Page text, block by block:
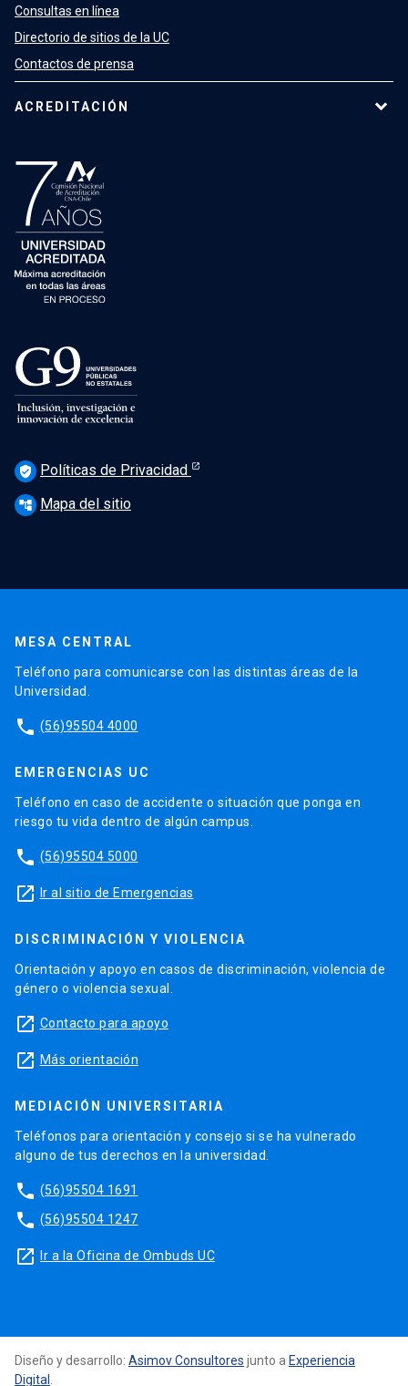
Consultas en línea
Directorio de sitios de la UC
Contactos de prensa
ACREDITACIÓN
verified_user Políticas de Privacidad
account_tree Mapa del sitio
MESA CENTRAL
Teléfono para comunicarse con las distintas áreas de la
Universidad.
phone (56)95504 4000
EMERGENCIAS UC
Teléfono en caso de accidente o situación que ponga en
riesgo tu vida dentro de algún campus.
phone (56)95504 5000
launch Ir al sitio de Emergencias
DISCRIMINACIÓN Y VIOLENCIA
Orientación y apoyo en casos de discriminación, violencia de
género o violencia sexual.
launch Contacto para apoyo
launch Más orientación
MEDIACIÓN UNIVERSITARIA
Teléfonos para orientación y consejo si se ha vulnerado
alguno de tus derechos en la universidad.
phone (56)95504 1691
phone (56)95504 1247
launch Ir a la Oficina de Ombuds UC
Diseño y desarrollo: Asimov Consultores junto a Experiencia
Digital